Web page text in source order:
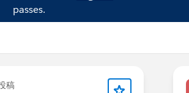
passes.
稿